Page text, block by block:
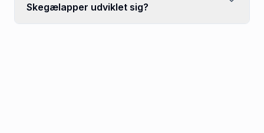
Skegælapper udviklet sig?